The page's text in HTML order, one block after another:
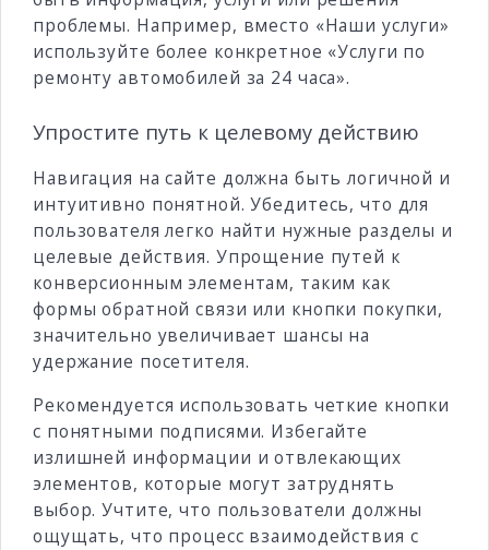
проблемы. Например, вместо «Наши услуги»
используйте более конкретное «Услуги по
ремонту автомобилей за 24 часа».
Упростите путь к целевому действию
Навигация на сайте должна быть логичной и
интуитивно понятной. Убедитесь, что для
пользователя легко найти нужные разделы и
целевые действия. Упрощение путей к
конверсионным элементам, таким как
формы обратной связи или кнопки покупки,
значительно увеличивает шансы на
удержание посетителя.
Рекомендуется использовать четкие кнопки
с понятными подписями. Избегайте
излишней информации и отвлекающих
элементов, которые могут затруднять
выбор. Учтите, что пользователи должны
ощущать, что процесс взаимодействия с